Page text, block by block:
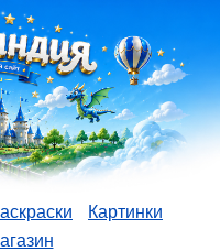
Картинки